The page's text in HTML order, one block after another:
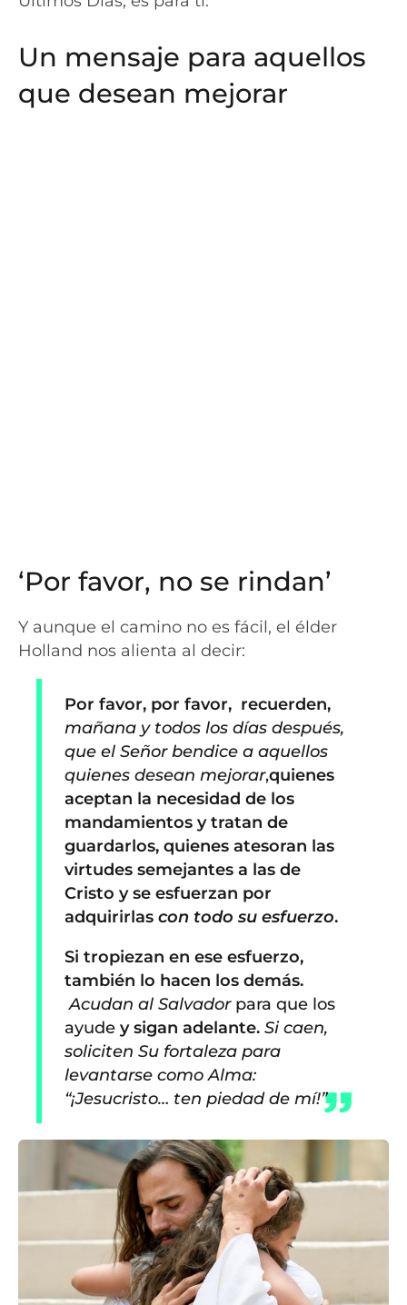
Un mensaje para aquellos
que desean mejorar
‘Por favor, no se rindan’
Y aunque el camino no es fácil, el élder
Holland nos alienta al decir:
Por favor, por favor, recuerden,
mañana y todos los días después,
que el Señor bendice a aquellos
quienes desean mejorar,quienes
aceptan la necesidad de los
mandamientosytratan de
guardarlos,quienes atesoran las
virtudes semejantes a las de
Cristoyse esfuerzan por
adquirirlascon todo su esfuerzo.
Si tropiezan en ese esfuerzo,
también lo hacen los demás.
Acudan al Salvadorpara que los
ayude y sigan adelante.Si caen,
soliciten Su fortaleza para
levantarse como Alma:
“¡Jesucristo… ten piedad de mí!”